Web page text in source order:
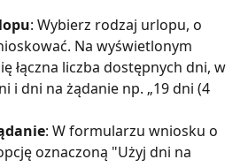
: Wybierz rodzaj urlopu, o
Na wyświetlonym
łączna liczba dostępnych dni, w
i dni na żądanie np. „19 dni (4
: W formularzu wniosku o
oznaczoną "Użyj dni na